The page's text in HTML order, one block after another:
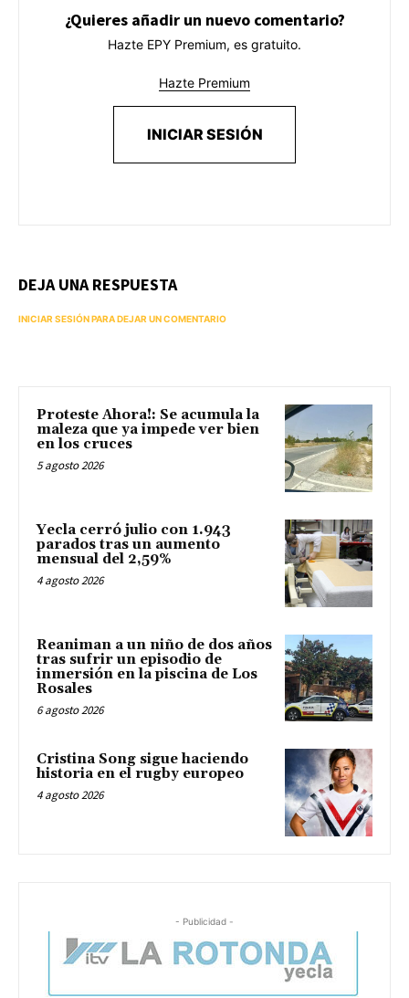
¿Quieres añadir un nuevo comentario?
Hazte EPY Premium, es gratuito.
Hazte Premium
INICIAR SESIÓN
DEJA UNA RESPUESTA
INICIAR SESIÓN PARA DEJAR UN COMENTARIO
Proteste Ahora!: Se acumula la
maleza que ya impede ver bien
en los cruces
5 agosto 2026
Yecla cerró julio con 1.943
parados tras un aumento
mensual del 2,59%
4 agosto 2026
Reaniman a un niño de dos años
tras sufrir un episodio de
inmersión en la piscina de Los
Rosales
6 agosto 2026
Cristina Song sigue haciendo
historia en el rugby europeo
4 agosto 2026
- Publicidad -